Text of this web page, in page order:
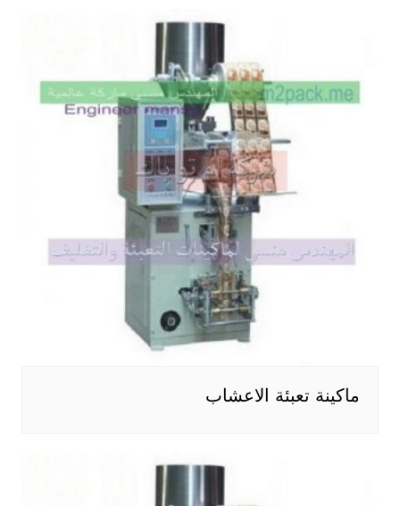
ماكينة تعبئة الاعشاب